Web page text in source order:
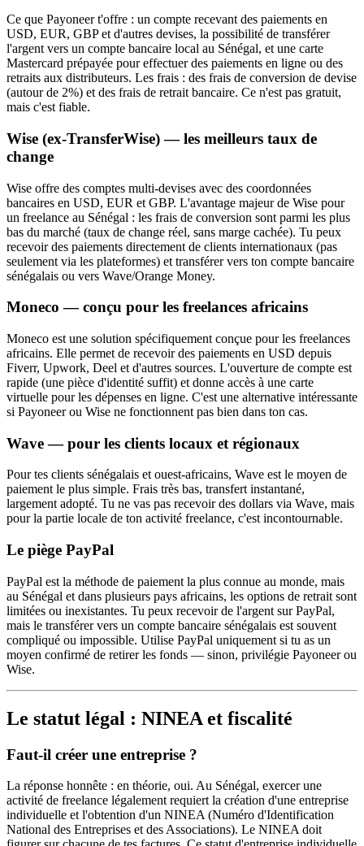
Ce que Payoneer t'offre : un compte recevant des paiements en
USD, EUR, GBP et d'autres devises, la possibilité de transférer
l'argent vers un compte bancaire local au Sénégal, et une carte
Mastercard prépayée pour effectuer des paiements en ligne ou des
retraits aux distributeurs. Les frais : des frais de conversion de devise
(autour de 2%) et des frais de retrait bancaire. Ce n'est pas gratuit,
mais c'est fiable.
Wise (ex-TransferWise) — les meilleurs taux de
change
Wise offre des comptes multi-devises avec des coordonnées
bancaires en USD, EUR et GBP. L'avantage majeur de Wise pour
un freelance au Sénégal : les frais de conversion sont parmi les plus
bas du marché (taux de change réel, sans marge cachée). Tu peux
recevoir des paiements directement de clients internationaux (pas
seulement via les plateformes) et transférer vers ton compte bancaire
sénégalais ou vers Wave/Orange Money.
Moneco — conçu pour les freelances africains
Moneco est une solution spécifiquement conçue pour les freelances
africains. Elle permet de recevoir des paiements en USD depuis
Fiverr, Upwork, Deel et d'autres sources. L'ouverture de compte est
rapide (une pièce d'identité suffit) et donne accès à une carte
virtuelle pour les dépenses en ligne. C'est une alternative intéressante
si Payoneer ou Wise ne fonctionnent pas bien dans ton cas.
Wave — pour les clients locaux et régionaux
Pour tes clients sénégalais et ouest-africains, Wave est le moyen de
paiement le plus simple. Frais très bas, transfert instantané,
largement adopté. Tu ne vas pas recevoir des dollars via Wave, mais
pour la partie locale de ton activité freelance, c'est incontournable.
Le piège PayPal
PayPal est la méthode de paiement la plus connue au monde, mais
au Sénégal et dans plusieurs pays africains, les options de retrait sont
limitées ou inexistantes. Tu peux recevoir de l'argent sur PayPal,
mais le transférer vers un compte bancaire sénégalais est souvent
compliqué ou impossible. Utilise PayPal uniquement si tu as un
moyen confirmé de retirer les fonds — sinon, privilégie Payoneer ou
Wise.
Le statut légal : NINEA et fiscalité
Faut-il créer une entreprise ?
La réponse honnête : en théorie, oui. Au Sénégal, exercer une
activité de freelance légalement requiert la création d'une entreprise
individuelle et l'obtention d'un NINEA (Numéro d'Identification
National des Entreprises et des Associations). Le NINEA doit